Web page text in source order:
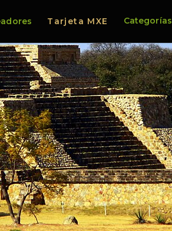
Tarjeta MXE Categorías